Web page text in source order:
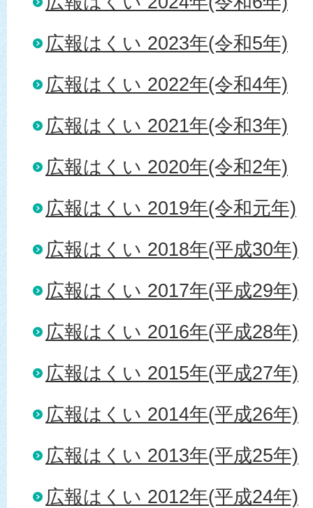
広報はくい 2023年(令和5年)
広報はくい 2022年(令和4年)
広報はくい 2021年(令和3年)
広報はくい 2020年(令和2年)
広報はくい 2019年(令和元年)
広報はくい 2018年(平成30年)
広報はくい 2017年(平成29年)
広報はくい 2016年(平成28年)
広報はくい 2015年(平成27年)
広報はくい 2014年(平成26年)
広報はくい 2013年(平成25年)
広報はくい 2012年(平成24年)